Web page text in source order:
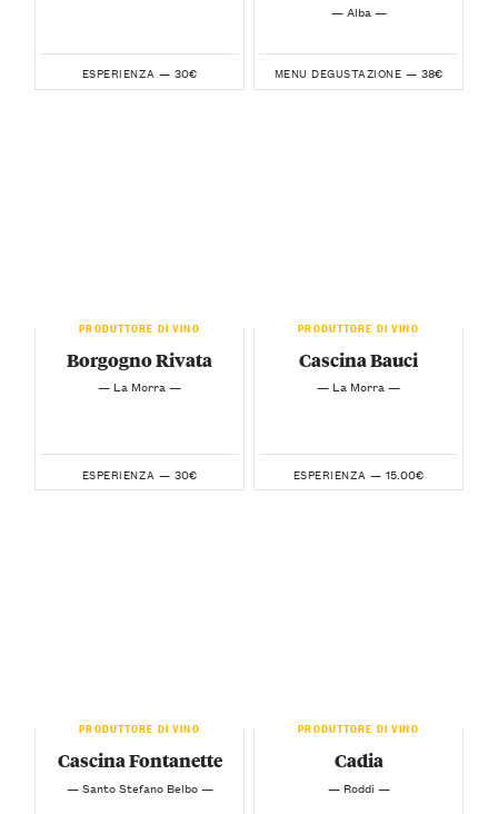
ESPERIENZA — 30€
— Alba —
MENU DEGUSTAZIONE — 38€
PRODUTTORE DI VINO
Borgogno Rivata
— La Morra —
ESPERIENZA — 30€
PRODUTTORE DI VINO
Cascina Bauci
— La Morra —
ESPERIENZA — 15.00€
PRODUTTORE DI VINO
Cascina Fontanette
— Santo Stefano Belbo —
PRODUTTORE DI VINO
Cadia
— Roddi —